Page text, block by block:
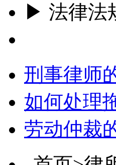
▶ 法律法
刑事律师
如何处理
劳动仲裁